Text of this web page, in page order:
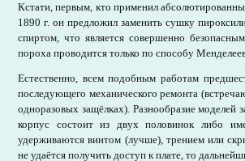
Кстати, первым, кто применил
1890 г. он предложил заменить сушку
спиртом, что является совершенно
пороха проводится только по способу
Естественно, всем подобным работам
последующего механического ремонта
одноразовых защёлках). Разнообразие моделей
корпус состоит из двух половинок либо
удерживаются винтом (лучше), трением или
не удаётся получить доступ к плате, то